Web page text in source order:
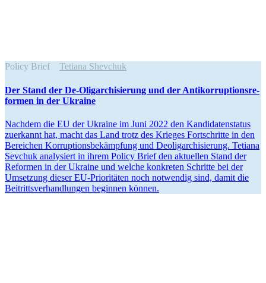
Policy Brief Tetiana Shevchuk
Der Stand der De-Oligar­chi­sierung und der Antikor­rup­ti­ons­re­
formen in der Ukraine
Nachdem die EU der Ukraine im Juni 2022 den Kandi­da­ten­status
zuerkannt hat, macht das Land trotz des Krieges Fortschritte in den
Bereichen Korrup­ti­ons­be­kämpfung und Deolig­ar­chi­sierung. Tetiana
Sevchuk analy­siert in ihrem Policy Brief den aktuellen Stand der
Reformen in der Ukraine und welche konkreten Schritte bei der
Umsetzung dieser EU-Priori­täten noch notwendig sind, damit die
Beitritts­ver­hand­lungen beginnen können.